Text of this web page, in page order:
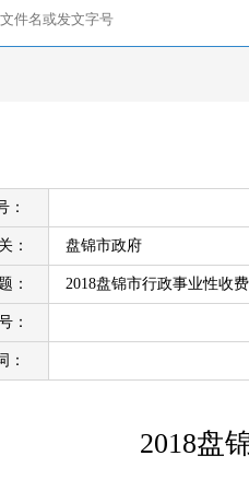
：
： 盘锦市政府
2018盘锦市行政事业性收
：
：
2018盘